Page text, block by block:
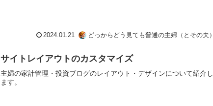
2024.01.21 どっからどう見ても普通の主婦（とその夫）
サイトレイアウトのカスタマイズ
主婦の家計管理・投資ブログのレイアウト・デザインについて紹介し
ます。